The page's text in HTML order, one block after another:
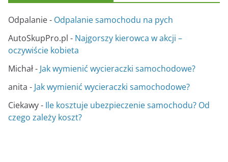
Odpalanie- Odpalanie samochodu na pych
AutoSkupPro.pl - Najgorszy kierowca w akcji –
oczywiście kobieta
Michał- Jak wymienić wycieraczki samochodowe?
anita - Jak wymienić wycieraczki samochodowe?
Ciekawy- Ile kosztuje ubezpieczenie samochodu? Od
czego zależy koszt?